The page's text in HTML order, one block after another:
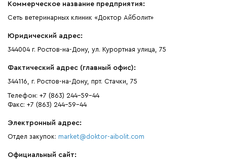
Коммерческое название предприятия:
Сеть ветеринарных клиник «Доктор Айболит»
Юридический адрес:
344004 г. Ростов-на-Дону, ул. Курортная улица, 75
Фактический адрес (главный офис):
344116, г. Ростов-на-Дону, прт. Стачки, 75
Телефон: +7 (863) 244-59-44
Факс: +7 (863) 244-59-44
Электронный адрес:
Отдел закупок: market@doktor-aibolit.com
Официальный сайт: